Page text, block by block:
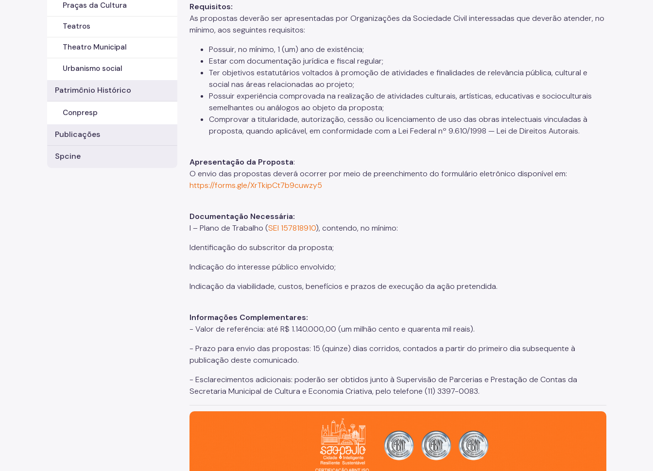
Praças da Cultura
Teatros
Theatro Municipal
Urbanismo social
Patrimônio Histórico
Conpresp
Publicações
Spcine
Requisitos:
As propostas deverão ser apresentadas por Organizações da Sociedade Civil interessadas que deverão atender, no
mínimo, aos seguintes requisitos:
Possuir, no mínimo, 1 (um) ano de existência;
Estar com documentação jurídica e fiscal regular;
Ter objetivos estatutários voltados à promoção de atividades e finalidades de relevância pública, cultural e
social nas áreas relacionadas ao projeto;
Possuir experiência comprovada na realização de atividades culturais, artísticas, educativas e socioculturais
semelhantes ou análogos ao objeto da proposta;
Comprovar a titularidade, autorização, cessão ou licenciamento de uso das obras intelectuais vinculadas à
proposta, quando aplicável, em conformidade com a Lei Federal nº 9.610/1998 — Lei de Direitos Autorais.
Apresentação da Proposta:
O envio das propostas deverá ocorrer por meio de preenchimento do formulário eletrônico disponível em:
https://forms.gle/XrTkipCt7b9cuwzy5
Documentação Necessária:
I – Plano de Trabalho (SEI 157818910), contendo, no mínimo:
Identificação do subscritor da proposta;
Indicação do interesse público envolvido;
Indicação da viabilidade, custos, benefícios e prazos de execução da ação pretendida.
Informações Complementares:
- Valor de referência: até R$ 1.140.000,00 (um milhão cento e quarenta mil reais).
- Prazo para envio das propostas: 15 (quinze) dias corridos, contados a partir do primeiro dia subsequente à
publicação deste comunicado.
- Esclarecimentos adicionais: poderão ser obtidos junto à Supervisão de Parcerias e Prestação de Contas da
Secretaria Municipal de Cultura e Economia Criativa, pelo telefone (11) 3397-0083.
São Paulo, cidade inteligente, resiliente e sustentável